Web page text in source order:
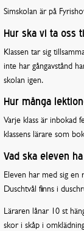
Simskolan är på
Hur ska vi ta oss
Klassen tar sig
inte har gångavstånd
skolan igen.
Hur många
Varje klass är inbokad
klassens lärare som
Vad ska eleven
Eleven har med sig en
Duschtvål finns i
Läraren lånar 10 st
skor i skåp i